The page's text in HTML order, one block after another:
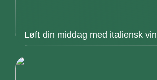
Løft din middag med italiensk vin